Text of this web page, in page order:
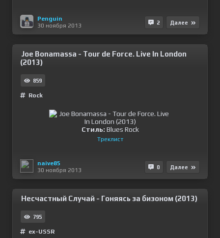
Penguin
30 ноября 2013
2 Далее
Joe Bonamassa - Tour de Force. Live In London
(2013)
859
Rock
Стиль: Blues Rock
Треклист
naive85
30 ноября 2013
0 Далее
Несчастный Случай - Гоняясь за бизоном (2013)
795
ex-USSR